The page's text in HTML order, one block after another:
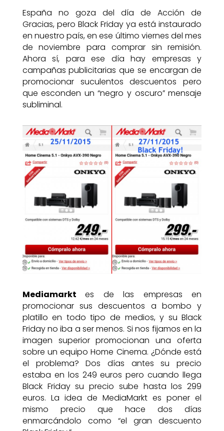
España no goza del día de Acción de
Gracias, pero Black Friday ya está instaurado
en nuestro país, en ese último viernes del mes
de noviembre para comprar sin remisión.
Ahora sí, para ese día hay empresas y
campañas publicitarias que se encargan de
promocionar suculentos descuentos pero
que esconden un “negro y oscuro” mensaje
subliminal.
Mediamarktes de las empresas en
promocionar sus descuentos a bombo y
platillo en todo tipo de medios, y su Black
Friday no iba a ser menos. Si nos fijamos en la
imagen superior promocionan una oferta
sobre un equipo Home Cinema. ¿Dónde está
el problema? Dos días antes su precio
estaba en los 249 euros pero cuando llega
Black Friday su precio sube hasta los 299
euros. La idea de MediaMarkt es poner el
mismo precio que hace dos días
enmarcándolo como “el gran descuento